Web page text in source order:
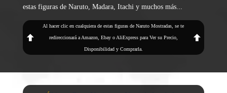
estas figuras de Naruto, Madara, Itachi y muchos más...
Al hacer clic en cualquiera de estas figuras de Naruto Mostradas, se te
redireccionará a Amazon, Ebay o AliExpress para Ver su Precio,
Disponibilidad y Comprarla.